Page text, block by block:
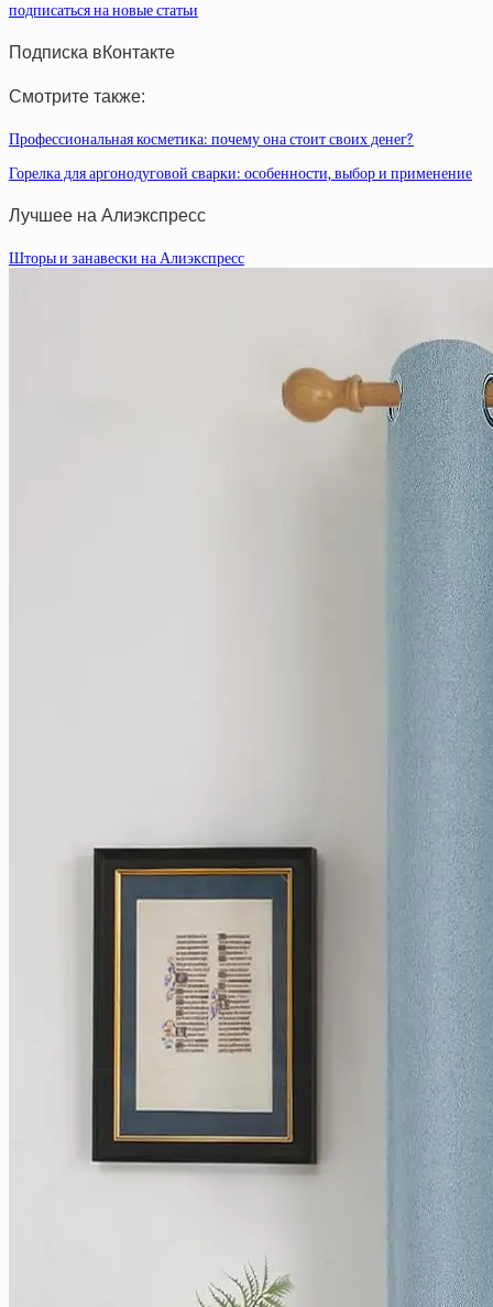
подписаться на новые статьи
Подписка вКонтакте
Смотрите также:
Профессиональная косметика: почему она стоит своих денег?
Горелка для аргонодуговой сварки: особенности, выбор и применение
Лучшее на Алиэкспресс
Шторы и занавески на Алиэкспресс